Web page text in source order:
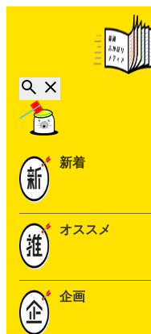
新着
オススメ
企画